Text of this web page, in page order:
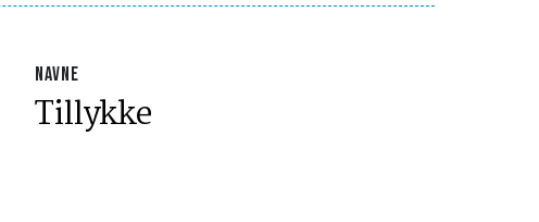
NAVNE
Tillykke